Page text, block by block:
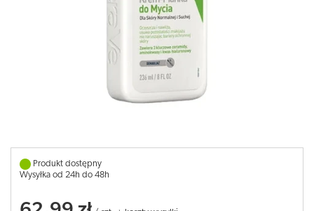
Produkt dostępny
Wysyłka od 24h do 48h